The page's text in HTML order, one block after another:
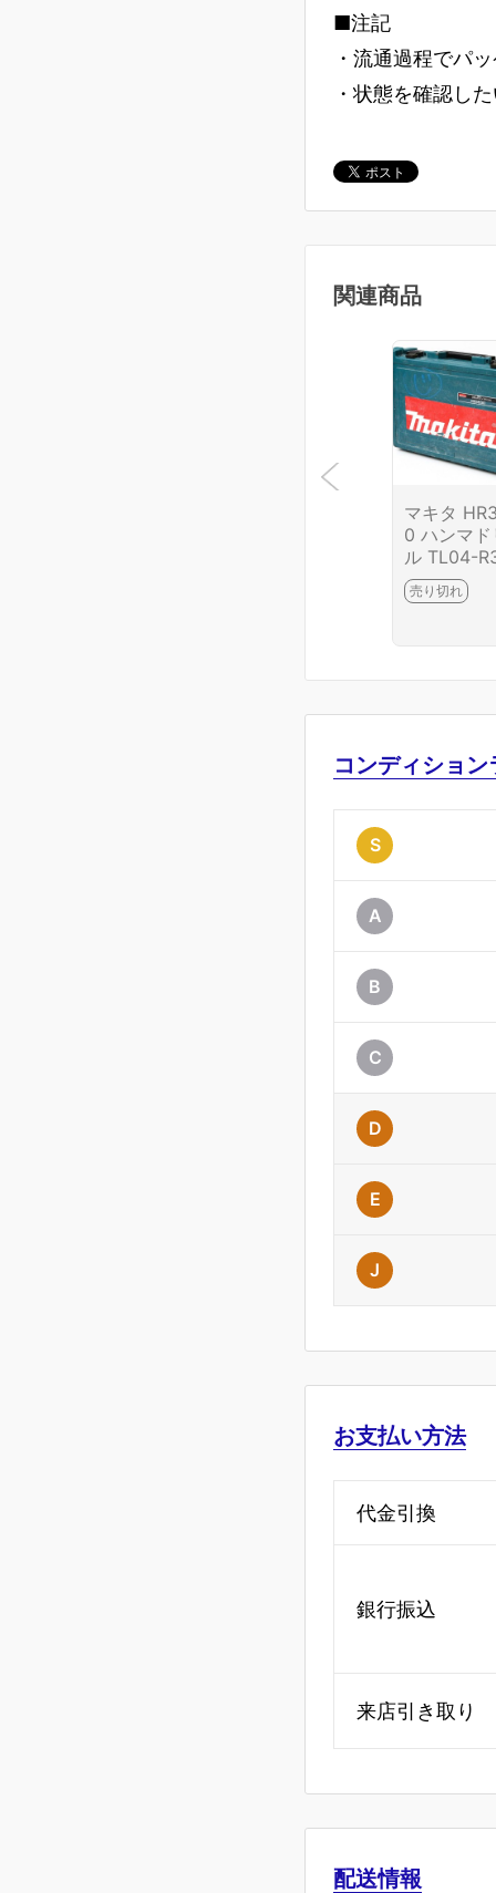
■注記
・流通過程でパ
・状態を確認し
関連商品
マキタ
0 ハンマド
ル TL04-
7-2I1
売り切れ
コンディション
S
A
B
C
D
E
J
お支払い方法
代金引換
銀行振込
来店引き取り
配送情報